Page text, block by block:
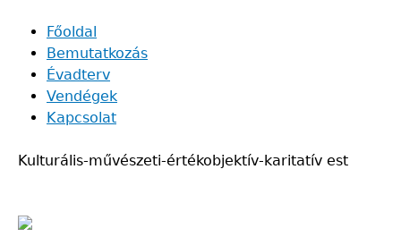
main
content
Main
navigation
Főoldal
Bemutatkozás
Évadterv
Vendégek
Kapcsolat
Kulturális-művészeti-értékobjektív-karitatív est